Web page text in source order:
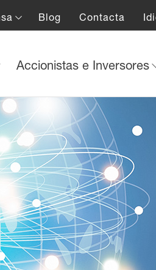
Blog Contacta
Accionistas e Inversores